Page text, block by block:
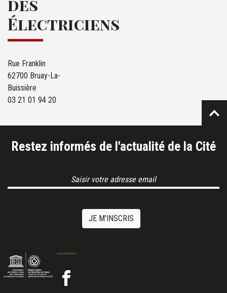
des
Électriciens
Rue Franklin
62700 Bruay-La-
Buissière
03 21 01 94 20
Restez informés de l'actualité de la Cité
JE M'INSCRIS